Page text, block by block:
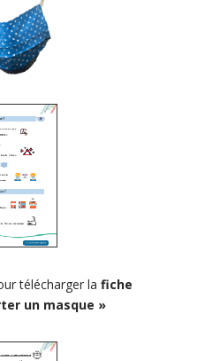
télécharger lafiche
un masque »